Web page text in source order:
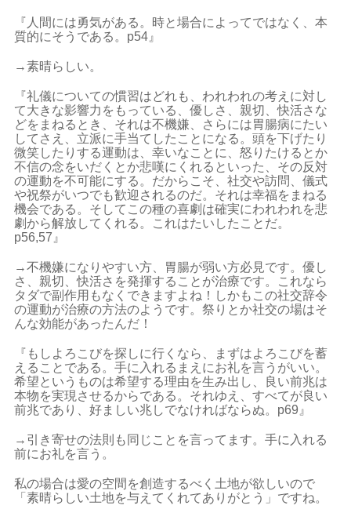
『人間には勇気がある。時と場合によってではなく、本
質的にそうである。p54』
→素晴らしい。
『礼儀についての慣習はどれも、われわれの考えに対し
て大きな影響力をもっている、優しさ、親切、快活さな
どをまねるとき、それは不機嫌、さらには胃腸病にたい
してさえ、立派に手当てしたことになる。頭を下げたり
微笑したりする運動は、幸いなことに、怒りたけるとか
不信の念をいだくとか悲嘆にくれるといった、その反対
の運動を不可能にする。だからこそ、社交や訪問、儀式
や祝祭がいつでも歓迎されるのだ。それは幸福をまねる
機会である。そしてこの種の喜劇は確実にわれわれを悲
劇から解放してくれる。これはたいしたことだ。
p56,57』
→不機嫌になりやすい方、胃腸が弱い方必見です。優し
さ、親切、快活さを発揮することが治療です。これなら
タダで副作用もなくできますよね！しかもこの社交辞令
の運動が治療の方法のようです。祭りとか社交の場はそ
んな効能があったんだ！
『もしよろこびを探しに行くなら、まずはよろこびを蓄
えることである。手に入れるまえにお礼を言うがいい。
希望というものは希望する理由を生み出し、良い前兆は
本物を実現させるからである。それゆえ、すべてが良い
前兆であり、好ましい兆しでなければならぬ。p69』
→引き寄せの法則も同じことを言ってます。手に入れる
前にお礼を言う。
私の場合は愛の空間を創造するべく土地が欲しいので
「素晴らしい土地を与えてくれてありがとう」ですね。